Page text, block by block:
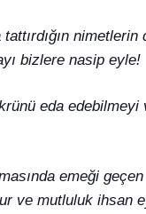
bizlere nasip eyle!
eda
emeği
ve mutluluk ihsan